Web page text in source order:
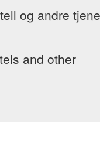
og andre
and other